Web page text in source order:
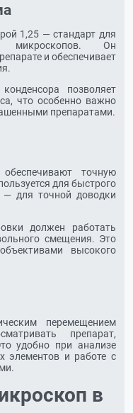
1,25 — стандарт для
микроскопов. Он
и обеспечивает
позволяет
что особенно важно
препаратами.
точную
для быстрого
— для точной доводки
должен работать
смещения. Это
высокого
перемещением
препарат,
удобно при анализе
элементов и работе с
в